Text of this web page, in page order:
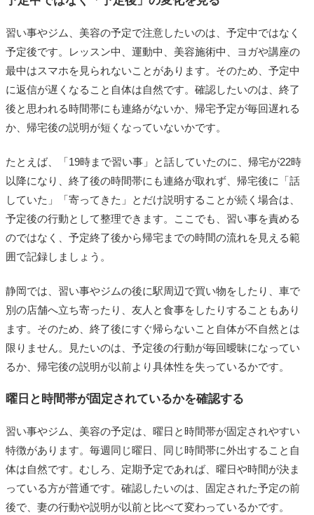
習い事やジム、美容の予定で注意したいのは、予定中ではなく
予定後です。レッスン中、運動中、美容施術中、ヨガや講座の
最中はスマホを見られないことがあります。そのため、予定中
に返信が遅くなること自体は自然です。確認したいのは、終了
後と思われる時間帯にも連絡がないか、帰宅予定が毎回遅れる
か、帰宅後の説明が短くなっていないかです。
たとえば、「19時まで習い事」と話していたのに、帰宅が22時
以降になり、終了後の時間帯にも連絡が取れず、帰宅後に「話
していた」「寄ってきた」とだけ説明することが続く場合は、
予定後の行動として整理できます。ここでも、習い事を責める
のではなく、予定終了後から帰宅までの時間の流れを見える範
囲で記録しましょう。
静岡では、習い事やジムの後に駅周辺で買い物をしたり、車で
別の店舗へ立ち寄ったり、友人と食事をしたりすることもあり
ます。そのため、終了後にすぐ帰らないこと自体が不自然とは
限りません。見たいのは、予定後の行動が毎回曖昧になってい
るか、帰宅後の説明が以前より具体性を失っているかです。
曜日と時間帯が固定されているかを確認する
習い事やジム、美容の予定は、曜日と時間帯が固定されやすい
特徴があります。毎週同じ曜日、同じ時間帯に外出すること自
体は自然です。むしろ、定期予定であれば、曜日や時間が決ま
っている方が普通です。確認したいのは、固定された予定の前
後で、妻の行動や説明が以前と比べて変わっているかです。